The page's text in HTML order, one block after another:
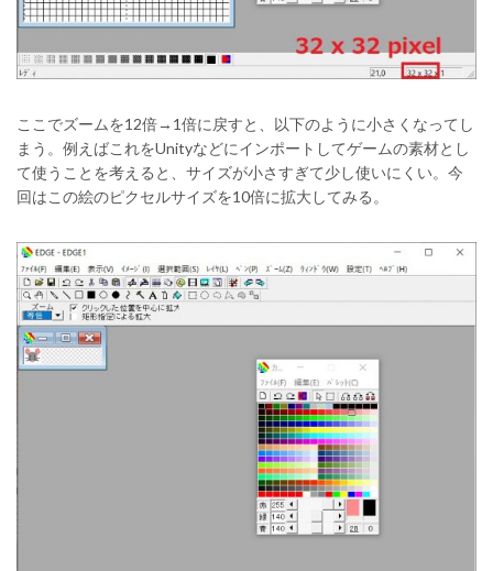
ここでズームを12倍→1倍に戻すと、以下のように小さくなってし
まう。例えばこれをUnityなどにインポートしてゲームの素材とし
て使うことを考えると、サイズが小さすぎて少し使いにくい。今
回はこの絵のピクセルサイズを10倍に拡大してみる。